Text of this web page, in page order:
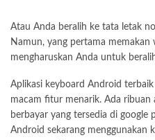
Atau Anda beralih ke tata letak
Namun, yang pertama memakan
mengharuskan Anda untuk
Aplikasi keyboard Android
macam fitur menarik. Ada ribuan
berbayar yang tersedia di google
Android sekarang menggunakan